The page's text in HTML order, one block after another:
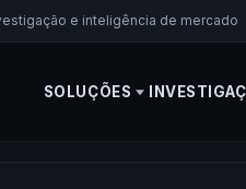
e inteligência de mercado
SOLUÇÕES